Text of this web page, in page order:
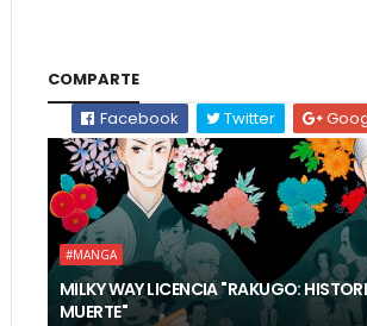
COMPARTE
Facebook
Twitter
#MANGA
MILKY WAY LICENCIA "RAKUGO:
MUERTE"